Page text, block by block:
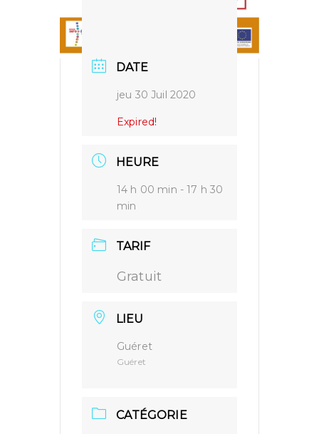
DATE
jeu 30 Juil 2020
Expired!
HEURE
14 h 00 min - 17 h 30
min
TARIF
Gratuit
LIEU
Guéret
Guéret
CATÉGORIE